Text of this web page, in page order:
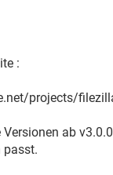
:
projects/
ab
passt.